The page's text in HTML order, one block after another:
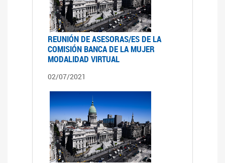
REUNIÓN DE ASESORAS/ES DE LA
COMISIÓN BANCA DE LA MUJER
MODALIDAD VIRTUAL
02/07/2021